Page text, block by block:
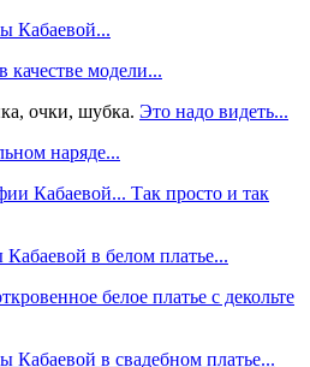
Кабаевой...
модели...
очки, шубка. Это надо видеть...
наряде...
Кабаевой... Так просто и так
в белом платье...
белое платье с декольте
Кабаевой в свадебном платье...